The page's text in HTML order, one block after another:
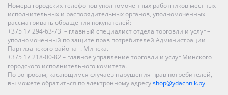
Номера городских телефонов уполномоченных работников местных
исполнительных и распорядительных органов, уполномоченных
рассматривать обращения покупателей:
+375 17 294-63-73 – главный специалист отдела торговли и услуг –
уполномоченный по защите прав потребителей Администрации
Партизанского района г. Минска.
+375 17 218-00-82 – главное управление торговли и услуг Минского
городского исполнительного комитета.
По вопросам, касающимся случаев нарушения прав потребителей,
вы можете обратиться по электронному адресуshop@ydachnik.by